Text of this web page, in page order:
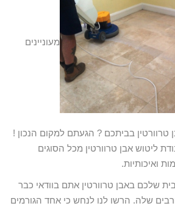
מעוניינים
בביתכם ? הגעתם למקום הנכון !
ליטוש אבן טרוורטין מכל הסוגים
ואיכותיות.
שלכם באבן טרוורטין אתם בוודאי כבר
שלה. הרשו לנו לנחש כי אחד הגורמים